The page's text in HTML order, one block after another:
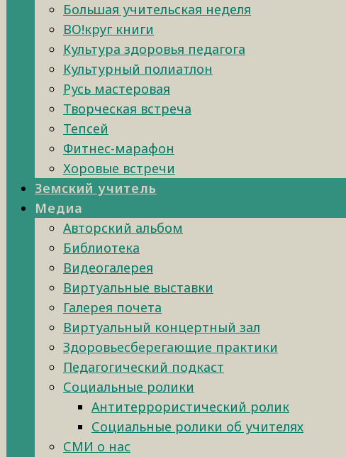
Большая учительская неделя
ВО!круг книги
Культура здоровья педагога
Культурный полиатлон
Русь мастеровая
Творческая встреча
Тепсей
Фитнес-марафон
Хоровые встречи
Земский учитель
Медиа
Авторский альбом
Библиотека
Видеогалерея
Виртуальные выставки
Галерея почета
Виртуальный концертный зал
Здоровьесберегающие практики
Педагогический подкаст
Социальные ролики
Антитеррористический ролик
Социальные ролики об учителях
СМИ о нас